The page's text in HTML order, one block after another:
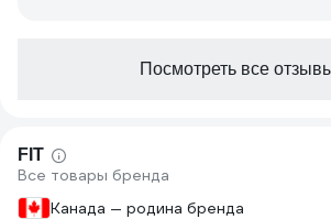
Посмотреть все
FIT
Все товары бренда
Канада — родина бренда